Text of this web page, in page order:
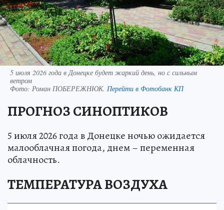
5 июля 2026 года в Донецке будет жаркий день, но с сильным
ветром
Фото: Роман ПОБЕРЕЖНЮК. Перейти в Фотобанк КП
ПРОГНОЗ СИНОПТИКОВ
5 июля 2026 года в Донецке ночью ожидается
малооблачная погода, днем – переменная
облачность.
ТЕМПЕРАТУРА ВОЗДУХА